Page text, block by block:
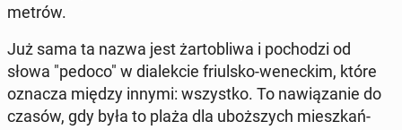
metrów.
Już sama ta nazwa jest żar­to­bli­wa i po­cho­dzi od
słowa "pedoco" w dia­lek­cie friul­sko-we­nec­kim, które
oznacza między innymi: wszyst­ko. To na­wią­za­nie do
czasów, gdy była to plaża dla uboż­szych miesz­kań­